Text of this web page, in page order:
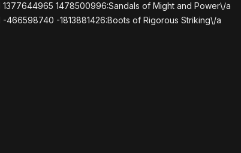
1377644965 1478500996:Sandals of Might and Power\/a
-466598740 -1813881426:Boots of Rigorous Striking\/a